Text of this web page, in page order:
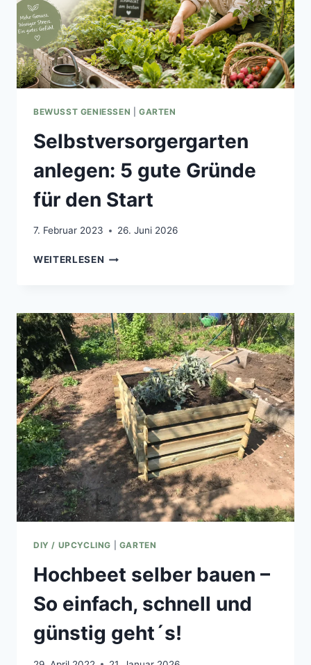
BEWUSST GENIESSEN GARTEN
Selbstversorgergarten
anlegen: 5 gute Gründe
für den Start
7. Februar 2023 26. Juni 2026
WEITERLESEN SELBSTVERSORGERGARTEN
GRÜNDE
FÜR
DEN
START
DIY / UPCYCLING GARTEN
Hochbeet selber bauen –
So einfach, schnell und
günstig geht´s!